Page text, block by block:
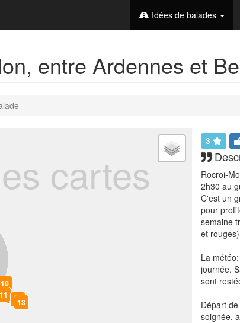
Idées de balades
entre Ardennes et
cartes
10
11
1213
3
Rocroi-
2h30 au
C'est un
pour
semaine
et
La
journée.
sont
Départ
soignée,